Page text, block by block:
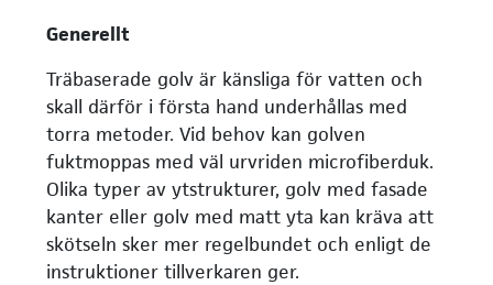
Generellt
Träbaserade golv är känsliga för vatten och
skall därför i första hand underhållas med
torra metoder. Vid behov kan golven
fuktmoppas med väl urvriden microfiberduk.
Olika typer av ytstrukturer, golv med fasade
kanter eller golv med matt yta kan kräva att
skötseln sker mer regelbundet och enligt de
instruktioner tillverkaren ger.